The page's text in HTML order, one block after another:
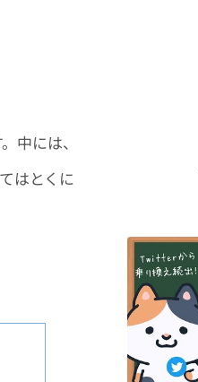
中には、
はとくに